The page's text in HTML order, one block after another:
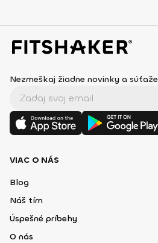
Nezmeškaj žiadne novinky a súťaže
VIAC O NÁS
Blog
Náš tím
Úspešné príbehy
O nás